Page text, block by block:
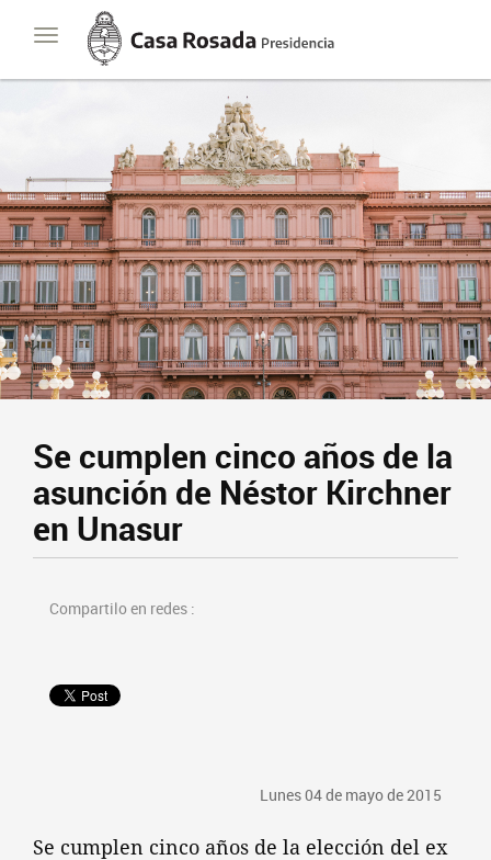
Toggle
navigation
Casa
Rosada
Presidencia
de
Se cumplen cinco años de la
asunción de Néstor Kirchner
en Unasur
Compartilo en redes :
Lunes 04 de mayo de 2015
Se cumplen cinco años de la elección del ex